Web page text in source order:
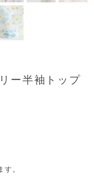
ー半袖トップ
。